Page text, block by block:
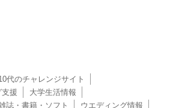
代のチャレンジサイト
援
大学生活情報
誌・書籍・ソフト
ウエディング情報